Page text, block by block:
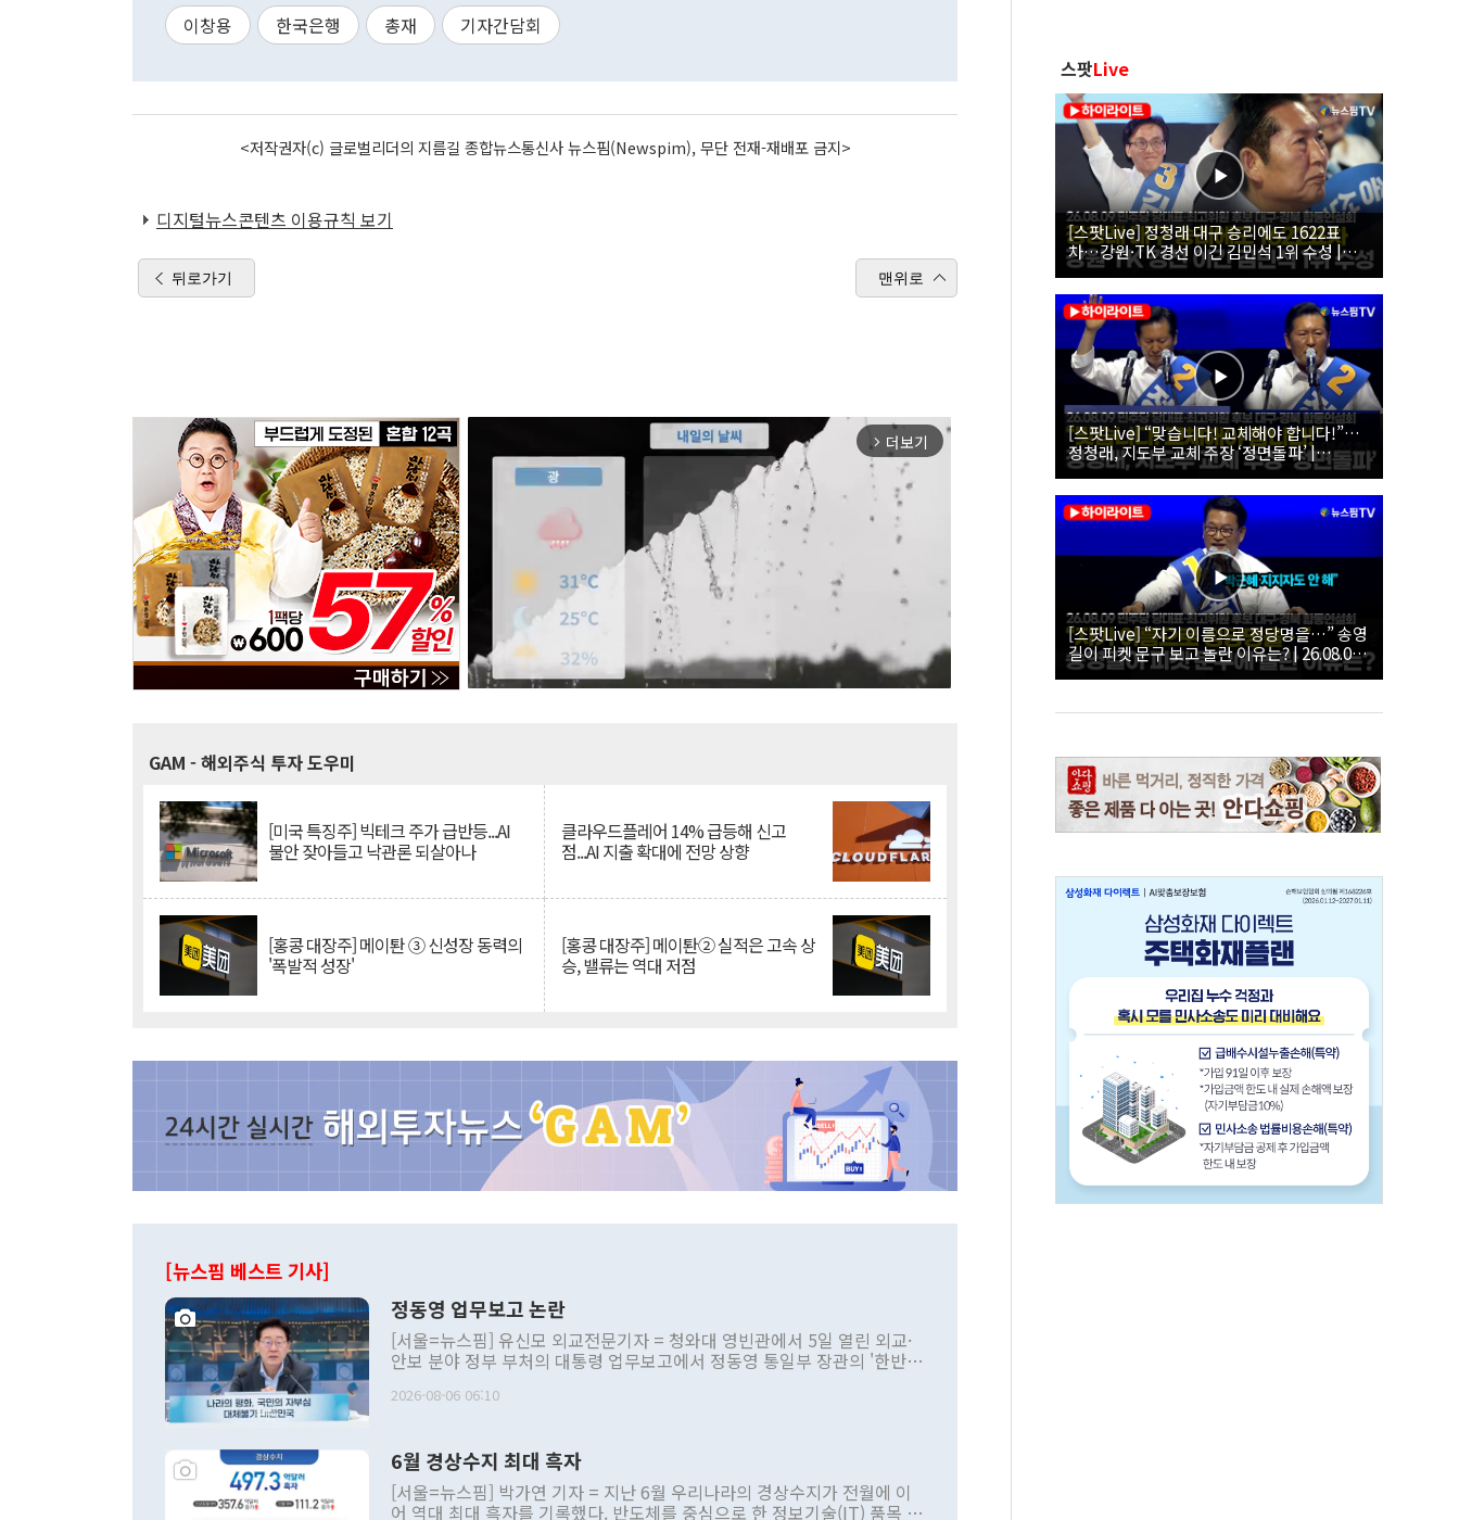
이창용 한국은행 총재 기자간담회
<저작권자(c) 글로벌리더의 지름길 종합뉴스통신사 뉴스핌(Newspim), 무단 전재-재배포 금지>
디지털뉴스콘텐츠 이용규칙 보기
뒤로가기 맨위로
arrow_forward_ios 더보기
GAM - 해외주식 투자 도우미
[미국 특징주] 빅테크 주가 급반등...AI
불안 잦아들고 낙관론 되살아나
클라우드플레어 14% 급등해 신고
점...AI 지출 확대에 전망 상향
[홍콩 대장주] 메이퇀 ③ 신성장 동력의
'폭발적 성장'
[홍콩 대장주] 메이퇀② 실적은 고속 상
승, 밸류는 역대 저점
[뉴스핌 베스트 기사]
정동영 업무보고 논란
[서울=뉴스핌] 유신모 외교전문기자 = 청와대 영빈관에서 5일 열린 외교·
안보 분야 정부 부처의 대통령 업무보고에서 정동영 통일부 장관의 '한반도
발언 중에는 정부 내 조율을 거치지 않은 사안을 정책으로 추진하겠다고 공
주의적 희망에 근거한 비현실적 구상'이라는 비판을 내놨다. 그동안 정 장
관의 대북 정책 관련 발언이 물의를 빚은 적은 여러 번 있지만 대통령과 유
관 부처 장관이 공개적으로 부정적 입장을 표명한 것은 이례적이다. 정 장
2026-08-06 06:10
6월 경상수지 최대 흑자
[서울=뉴스핌] 박가연 기자 = 지난 6월 우리나라의 경상수지가 전월에 이
어 역대 최대 흑자를 기록했다. 반도체를 중심으로 한 정보기술(IT) 품목 수
스팟Live
[스팟Live] 정청래 대구 승리에도 1622표
차…강원·TK 경선 이긴 김민석 1위 수성 |
26.08.09 더불어민주당 당대표·최고위원 후
보 대구·경북 합동연설회
[스팟Live] “맞습니다! 교체해야 합니다!”…
정청래, 지도부 교체 주장 ‘정면돌파’ |
26.08.09 더불어민주당 당대표·최고위원 후
보 대구·경북 합동연설회
[스팟Live] “자기 이름으로 정당명을…” 송영
길이 피켓 문구 보고 놀란 이유는? | 26.08.09
더불어민주당 당대표·최고위원 후보 대구·경